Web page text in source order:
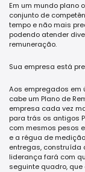
Em um mundo plano
conjunto de
tempo e não mais
podendo atender
remuneração.
Sua empresa está
Aos empregados
cabe um Plano de
empresa cada vez
para trás os antigos
com mesmos pesos
e a régua de
entregas, construída
liderança fará com
seguinte quadro,